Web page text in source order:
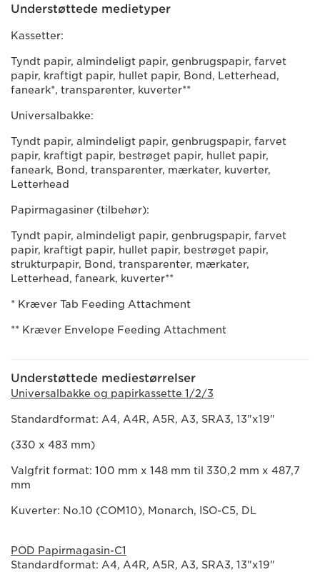
Understøttede medietyper
Kassetter:
Tyndt papir, almindeligt papir, genbrugspapir, farvet
papir, kraftigt papir, hullet papir, Bond, Letterhead,
faneark*, transparenter, kuverter**
Universalbakke:
Tyndt papir, almindeligt papir, genbrugspapir, farvet
papir, kraftigt papir, bestrøget papir, hullet papir,
faneark, Bond, transparenter, mærkater, kuverter,
Letterhead
Papirmagasiner (tilbehør):
Tyndt papir, almindeligt papir, genbrugspapir, farvet
papir, kraftigt papir, hullet papir, bestrøget papir,
strukturpapir, Bond, transparenter, mærkater,
Letterhead, faneark, kuverter**
* Kræver Tab Feeding Attachment
** Kræver Envelope Feeding Attachment
Understøttede mediestørrelser
Universalbakke og papirkassette 1/2/3
Standardformat: A4, A4R, A5R, A3, SRA3, 13"x19"
(330 x 483 mm)
Valgfrit format: 100 mm x 148 mm til 330,2 mm x 487,7
mm
Kuverter: No.10 (COM10), Monarch, ISO-C5, DL
POD Papirmagasin-C1
Standardformat: A4, A4R, A5R, A3, SRA3, 13"x19"